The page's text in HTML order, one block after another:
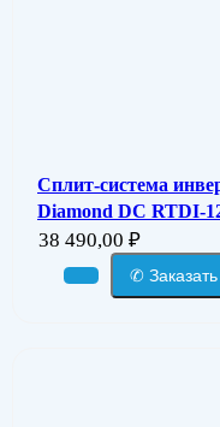
Сплит-система
Diamond DC RTDI-
38 490,00 ₽
✆ Заказать